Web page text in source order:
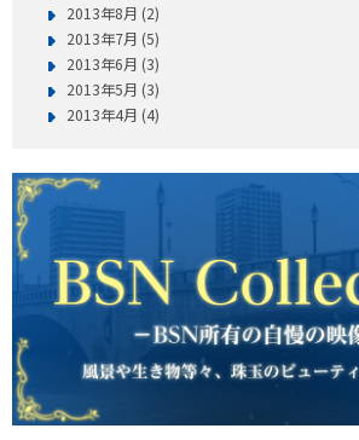
2013年8月 (2)
2013年7月 (5)
2013年6月 (3)
2013年5月 (3)
2013年4月 (4)